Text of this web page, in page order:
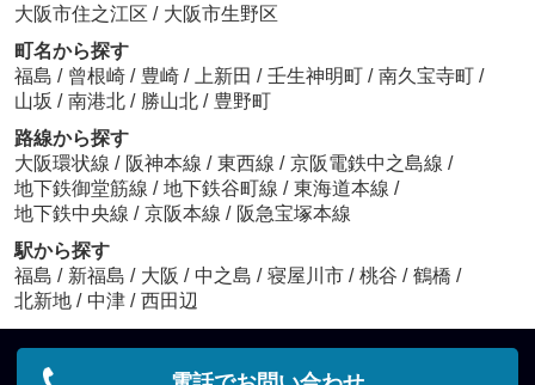
大阪市住之江区 / 大阪市生野区
町名から探す
福島 / 曾根崎 / 豊崎 / 上新田 / 壬生神明町 / 南久宝寺町 /
山坂 / 南港北 / 勝山北 / 豊野町
路線から探す
大阪環状線 / 阪神本線 / 東西線 / 京阪電鉄中之島線 /
地下鉄御堂筋線 / 地下鉄谷町線 / 東海道本線 /
地下鉄中央線 / 京阪本線 / 阪急宝塚本線
駅から探す
福島 / 新福島 / 大阪 / 中之島 / 寝屋川市 / 桃谷 / 鶴橋 /
北新地 / 中津 / 西田辺